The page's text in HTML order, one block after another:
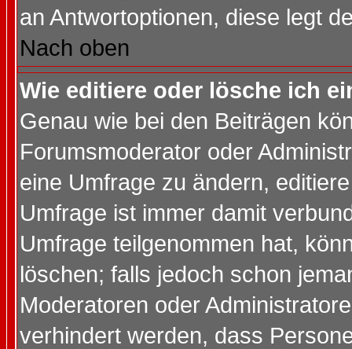
an Antwortoptionen, diese legt
Nach oben
Wie editiere oder lösche ich
Genau wie bei den Beiträgen
Forumsmoderator oder
eine Umfrage zu ändern,
Umfrage ist immer damit
Umfrage teilgenommen hat,
löschen; falls jedoch schon
Moderatoren oder
verhindert werden, dass